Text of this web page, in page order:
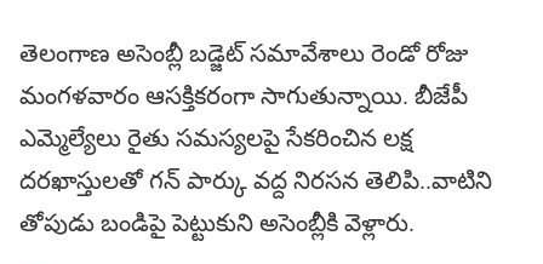
తెలంగాణ అసెంబ్లీ బడ్జెట్ సమావేశాలు రెండో రోజు
మంగళవారం ఆసక్తికరంగా సాగుతున్నాయి. బీజేపీ
ఎమ్మెల్యేలు రైతు సమస్యలపై సేకరించిన లక్ష
దరఖాస్తులతో గన్ పార్కు వద్ద నిరసన తెలిపి..వాటిని
తోపుడు బండిపై పెట్టుకుని అసెంబ్లీకి వెళ్లారు.